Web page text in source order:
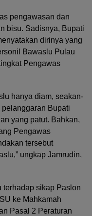
pengawasan dan
bisu. Sadisnya, Bupati
dirinya yang
Bawaslu Pulau
Pengawas
hanya diam, seakan-
Bupati
yang patut. Bahkan,
Pengawas
tersebut
ungkap Jamrudin,
terhadap sikap Paslon
ke Mahkamah
Pasal 2 Peraturan